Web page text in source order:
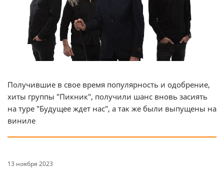
Получившие в свое время популярность и одобрение,
хиты группы "Пикник", получили шанс вновь засиять
на туре "Будущее ждет нас", а так же были выпущены на
виниле
13 ноября 2023